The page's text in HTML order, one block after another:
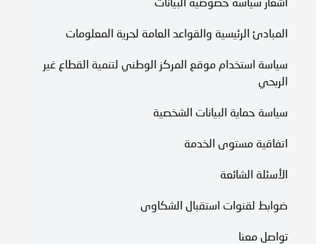
اشعار سياسة خصوصية البيانات
المبادئ الرئيسية والقواعد العامة لحرية المعلومات
سياسة استخدام موقع المركز الوطني لتنمية القطاع غير
الربحي
سياسة حماية البيانات الشخصية
اتفاقية مستوى الخدمة​
الأسئلة الشائعة
ضوابط لقنوات استقبال الشكاوى
تواصل معنا